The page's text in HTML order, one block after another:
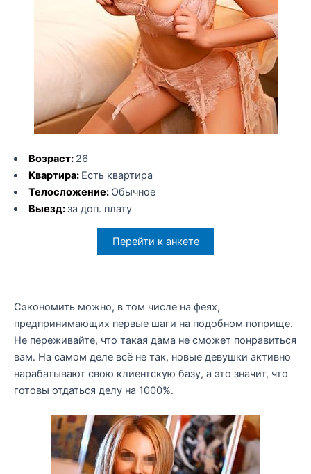
Возраст: 26
Квартира: Есть квартира
Телосложение: Обычное
Выезд:за доп. плату
Перейти к анкете
Сэкономить можно, в том числе на феях,
предпринимающих первые шаги на подобном поприще.
Не переживайте, что такая дама не сможет понравиться
вам. На самом деле всё не так, новые девушки активно
нарабатывают свою клиентскую базу, а это значит, что
готовы отдаться делу на 1000%.